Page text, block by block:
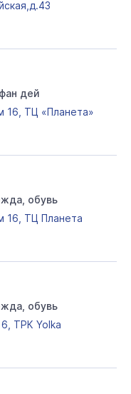
дей
16, ТЦ «Планета»
обувь
16, ТЦ Планета
обувь
ТРК Yolka